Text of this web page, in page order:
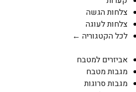
צלחות הגשה
צלחות לעוגה
לכל הקטגוריה ←
אביזרים למטבח
מגבות מטבח
מגבות סרוגות